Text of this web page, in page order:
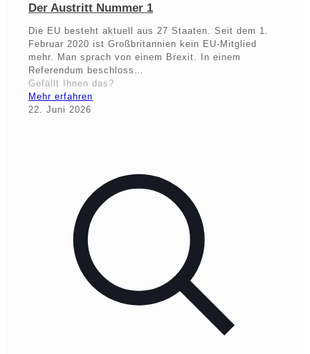
Der Austritt Nummer 1
Die EU besteht aktuell aus 27 Staaten. Seit dem 1.
Februar 2020 ist Großbritannien kein EU-Mitglied
mehr. Man sprach von einem Brexit. In einem
Referendum beschloss…
Gefällt Ihnen das?
Mehr erfahren
22. Juni 2026